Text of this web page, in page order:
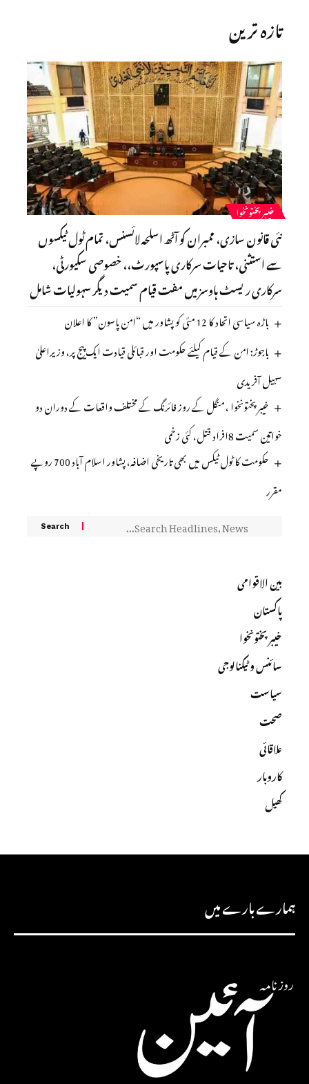
تازہ ترین
خیبرپختونخوا
نئی قانون سازی، ممبران کو آٹھ اسلحہ لائسنس، تمام ٹول ٹیکسوں
سے استثنی، تاحیات سرکاری پاسپورٹ،، خصوصی سکیورٹی،
سرکاری ریسٹ ہاوسز میں مفت قیام سمیت دیگر سہولیات شامل
باڑہ سیاسی اتحاد کا 12 مئی کو پشاور میں “امن پاسون” کا اعلان
باجوڑ: امن کے قیام کیلئے حکومت اور قبائلی قیادت ایک پیج پر، وزیراعلیٰ
سہیل آفریدی
خیبر پختونخوا ، منگل کے روز فائرنگ کے مختلف واقعات کے دوران دو
خواتین سمیت 8افراد قتل، کئی زخمی
حکومت کا ٹول ٹیکس میں بھی تاریخی اضافہ، پشاور اسلام آباد 700 روپے
مقرر
بین الاقوامی
پاکستان
خیبرپختونخوا
سائنس و ٹیکنالوجی
سیاست
صحت
علاقائی
کاروبار
کھیل
ہمارے بارے میں